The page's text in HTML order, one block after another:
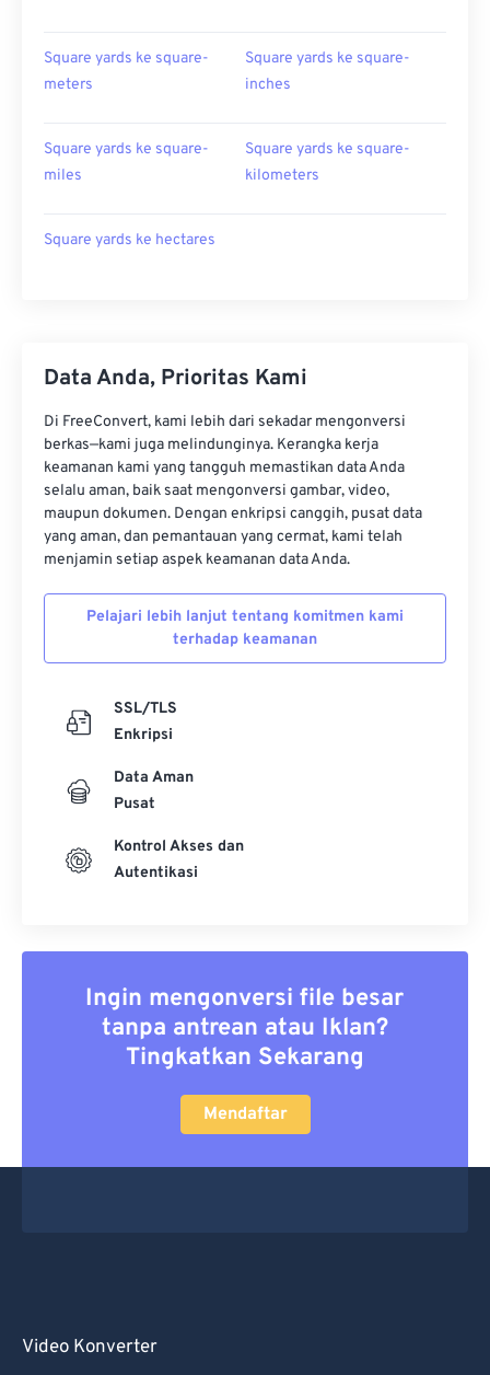
Square yards ke square-
meters
Square yards ke square-
inches
Square yards ke square-
miles
Square yards ke square-
kilometers
Square yards ke hectares
Data Anda, Prioritas Kami
Di FreeConvert, kami lebih dari sekadar mengonversi
berkas—kami juga melindunginya. Kerangka kerja
keamanan kami yang tangguh memastikan data Anda
selalu aman, baik saat mengonversi gambar, video,
maupun dokumen. Dengan enkripsi canggih, pusat data
yang aman, dan pemantauan yang cermat, kami telah
menjamin setiap aspek keamanan data Anda.
Pelajari lebih lanjut tentang komitmen kami
terhadap keamanan
SSL/TLS
Enkripsi
Data Aman
Pusat
Kontrol Akses dan
Autentikasi
Ingin mengonversi file besar
tanpa antrean atau Iklan?
Tingkatkan Sekarang
Mendaftar
Video Konverter